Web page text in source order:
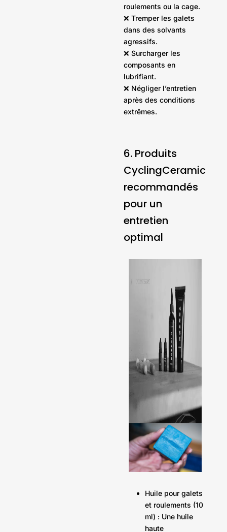
roulements ou la cage.
❌ Tremper les galets
dans des solvants
agressifs.
❌ Surcharger les
composants en
lubrifiant.
❌ Négliger l’entretien
après des conditions
extrêmes.
6. Produits
CyclingCeramic
recommandés
pour un
entretien
optimal
Huile pour galets
et roulements (10
ml) : Une huile
haute